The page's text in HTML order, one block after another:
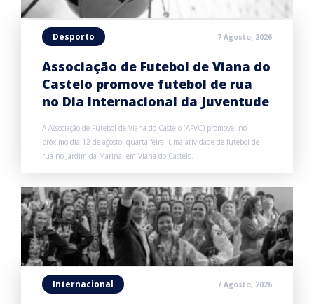
Desporto 7 Agosto, 2026
Associação de Futebol de Viana do
Castelo promove futebol de rua
no Dia Internacional da Juventude
A Associação de Futebol de Viana do Castelo (AFVC) promove, no
próximo dia 12 de agosto, quarta-feira, uma atividade de futebol de
rua no Jardim da Marina, em Viana do Castelo.
Internacional 7 Agosto, 2026